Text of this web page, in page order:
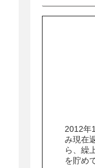
2012年
み現在
ら、繰
を貯め